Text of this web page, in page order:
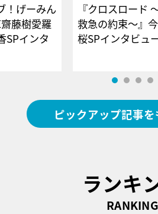
！げーみん
藤樹愛羅
SPインタ
『クロスロード
救急の約束～』
桜SPインタビ
ピックアップ記事
ランキ
RANKING